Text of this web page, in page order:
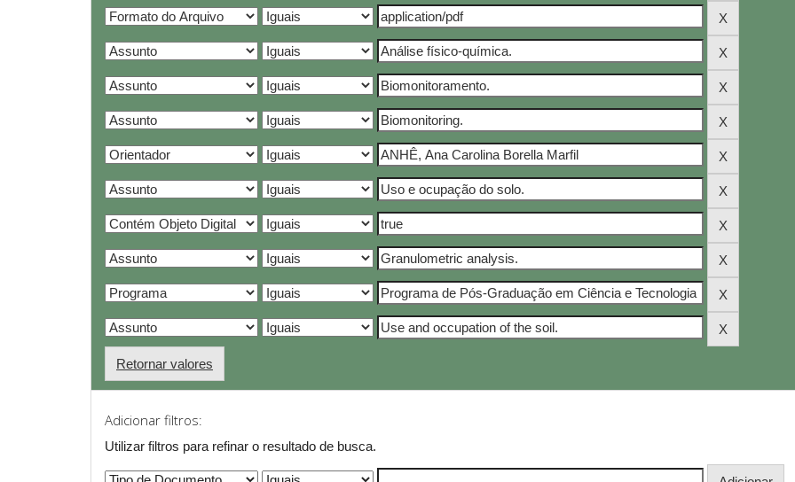
Retornar valores
Adicionar filtros:
Utilizar filtros para refinar o resultado de busca.